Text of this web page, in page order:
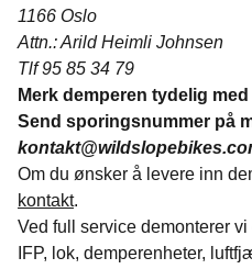
1166 Oslo
Attn.: Arild Heimli Johnsen
Tlf 95 85 34 79
Merk demperen tydelig
Send sporingsnummer på
Om du ønsker å levere inn
kontakt.
Ved full service demonterer
IFP, lok, demperenheter,